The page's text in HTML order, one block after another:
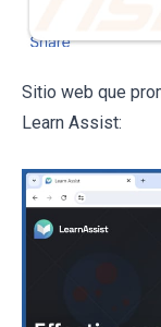
Sitio web que
Learn Assist: